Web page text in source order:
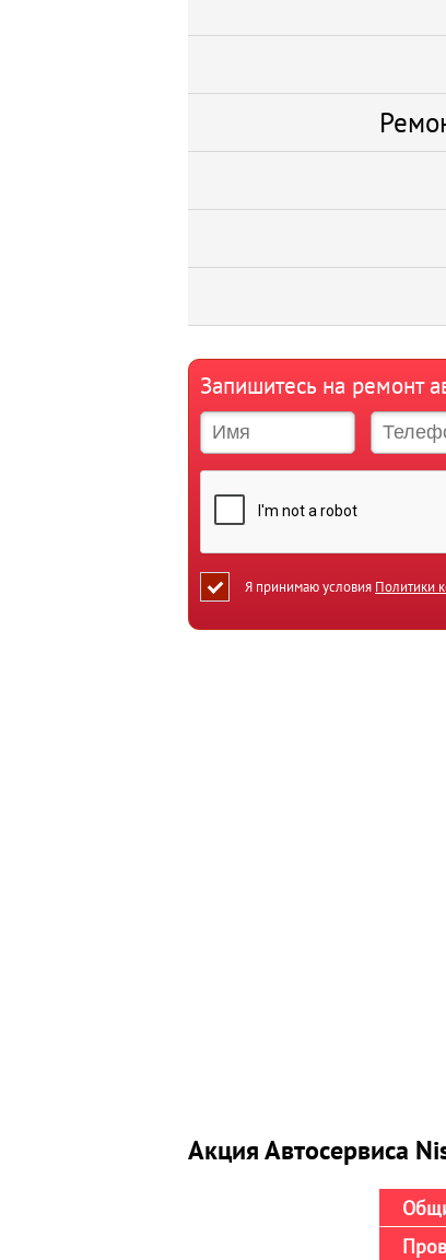
Запишитесь на ремонт
Я принимаю условия Политики
Акция Автосервиса